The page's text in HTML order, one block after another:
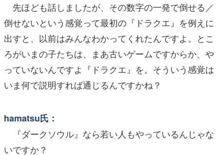
先ほども話しましたが、その数字の一発で倒せる／
倒せないという感覚って最初の『ドラクエ』を例えに
出すと、以前はみんなわかってくれたんですよ。とこ
ろがいまの子たちは、まあ古いゲームですからか、や
っていないんですよ『ドラクエ』を。そういう感覚は
いま何で説明すれば通じるんですかね？
hamatsu氏：
『ダークソウル』なら若い人もやっているんじゃな
いですか？